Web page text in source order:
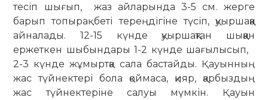
тесіп шығып, жаз айларында 3-5 см. жерге
барып топырақ беті тереңдігіне түсіп, қуыршаққа
айналады. 12-15 күнде қуыршақтан шыққан
ержеткен шыбындары 1-2 күнде шағылысып,
2-3 күнде жұмыртқа сала бастайды. Қауынның
жас түйнектері бола қоймаса, қияр, қарбыздың
жас түйнектеріне салуы мүмкін. Қауын